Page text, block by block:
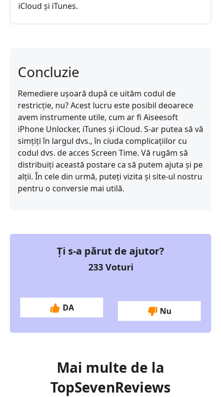
iCloud și iTunes.
Concluzie
Remediere ușoară după ce uităm codul de
restricție, nu? Acest lucru este posibil deoarece
avem instrumente utile, cum ar fi Aiseesoft
iPhone Unlocker, iTunes și iCloud. S-ar putea să vă
simțiți în largul dvs., în ciuda complicațiilor cu
codul dvs. de acces Screen Time. Vă rugăm să
distribuiți această postare ca să putem ajuta și pe
alții. În cele din urmă, puteți vizita și site-ul nostru
pentru o conversie mai utilă.
Ți s-a părut de ajutor?
233Voturi
DA Nu
Mai multe de la
TopSevenReviews